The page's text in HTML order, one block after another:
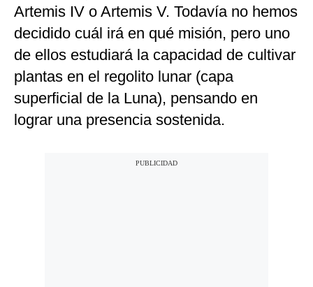
Artemis IV o Artemis V. Todavía no hemos
decidido cuál irá en qué misión, pero uno
de ellos estudiará la capacidad de cultivar
plantas en el regolito lunar (capa
superficial de la Luna), pensando en
lograr una presencia sostenida.